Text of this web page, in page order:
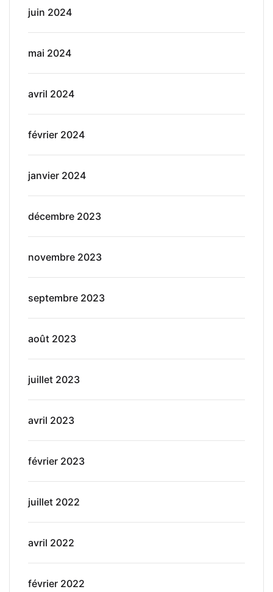
juin 2024
mai 2024
avril 2024
février 2024
janvier 2024
décembre 2023
novembre 2023
septembre 2023
août 2023
juillet 2023
avril 2023
février 2023
juillet 2022
avril 2022
février 2022